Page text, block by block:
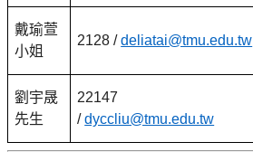
戴瑜萱
小姐
2128 /deliatai@tmu.edu.tw
劉宇晟
先生
22147
/dyccliu@tmu.edu.tw